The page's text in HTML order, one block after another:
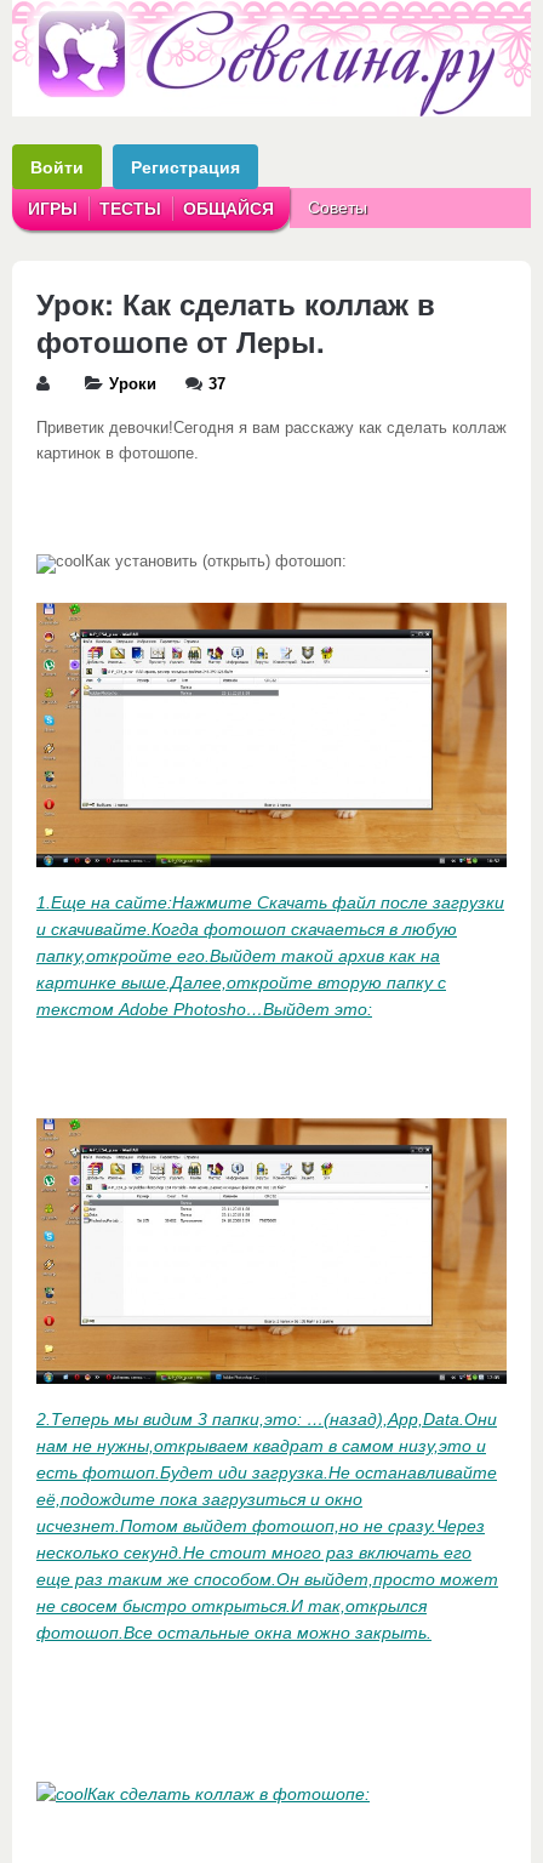
Войти Регистрация
ИГРЫ ТЕСТЫ ОБЩАЙСЯ Советы
Урок: Как сделать коллаж в
фотошопе от Леры.
Уроки 37
Приветик девочки!Сегодня я вам расскажу как сделать коллаж
картинок в фотошопе.
Как установить (открыть) фотошоп:
1.Еще на сайте:Нажмите Скачать файл после загрузки
и скачивайте.Когда фотошоп скачаеться в любую
папку,откройте его.Выйдет такой архив как на
картинке выше.Далее,откройте вторую папку с
текстом Adobe Photosho…Выйдет это:
2.Теперь мы видим 3 папки,это: …(назад),App,Data.Они
нам не нужны,открываем квадрат в самом низу,это и
есть фотшоп.Будет иди загрузка.Не останавливайте
её,подождите пока загрузиться и окно
исчезнет.Потом выйдет фотошоп,но не сразу.Через
несколько секунд.Не стоит много раз включать его
еще раз таким же способом.Он выйдет,просто может
не свосем быстро открыться.И так,открылся
фотошоп.Все остальные окна можно закрыть.
Как сделать коллаж в фотошопе: